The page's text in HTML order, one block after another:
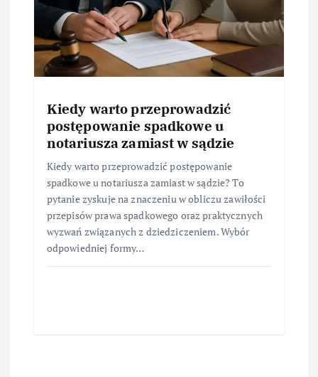
Kiedy warto przeprowadzić
postępowanie spadkowe u
notariusza zamiast w sądzie
Kiedy warto przeprowadzić postępowanie
spadkowe u notariusza zamiast w sądzie? To
pytanie zyskuje na znaczeniu w obliczu zawiłości
przepisów prawa spadkowego oraz praktycznych
wyzwań związanych z dziedziczeniem. Wybór
odpowiedniej formy…